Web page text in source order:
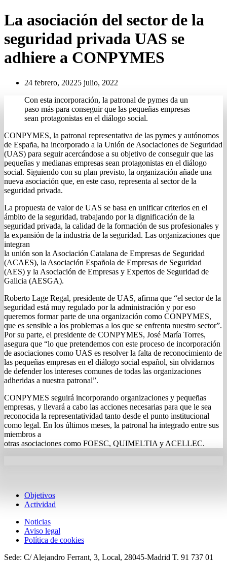
La asociación del sector de la
seguridad privada UAS se
adhiere a CONPYMES
24 febrero, 20225 julio, 2022
Con esta incorporación, la patronal de pymes da un
paso más para conseguir que las pequeñas empresas
sean protagonistas en el diálogo social.
CONPYMES, la patronal representativa de las pymes y autónomos
de España, ha incorporado a la Unión de Asociaciones de Seguridad
(UAS) para seguir acercándose a su objetivo de conseguir que las
pequeñas y medianas empresas sean protagonistas en el diálogo
social. Siguiendo con su plan previsto, la organización añade una
nueva asociación que, en este caso, representa al sector de la
seguridad privada.
La propuesta de valor de UAS se basa en unificar criterios en el
ámbito de la seguridad, trabajando por la dignificación de la
seguridad privada, la calidad de la formación de sus profesionales y
la expansión de la industria de la seguridad. Las organizaciones que
integran
la unión son la Asociación Catalana de Empresas de Seguridad
(ACAES), la Asociación Española de Empresas de Seguridad
(AES) y la Asociación de Empresas y Expertos de Seguridad de
Galicia (AESGA).
Roberto Lage Regal, presidente de UAS, afirma que “el sector de la
seguridad está muy regulado por la administración y por eso
queremos formar parte de una organización como CONPYMES,
que es sensible a los problemas a los que se enfrenta nuestro sector”.
Por su parte, el presidente de CONPYMES, José María Torres,
asegura que “lo que pretendemos con este proceso de incorporación
de asociaciones como UAS es resolver la falta de reconocimiento de
las pequeñas empresas en el diálogo social español, sin olvidarnos
de defender los intereses comunes de todas las organizaciones
adheridas a nuestra patronal”.
CONPYMES seguirá incorporando organizaciones y pequeñas
empresas, y llevará a cabo las acciones necesarias para que le sea
reconocida la representatividad tanto desde el punto institucional
como legal. En los últimos meses, la patronal ha integrado entre sus
miembros a
otras asociaciones como FOESC, QUIMELTIA y ACELLEC.
Objetivos
Actividad
Noticias
Aviso legal
Política de cookies
Sede: C/ Alejandro Ferrant, 3, Local, 28045-Madrid T. 91 737 01